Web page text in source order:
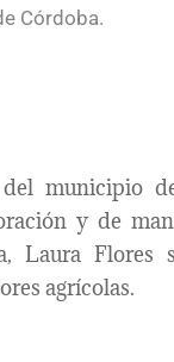
municipio
y de
Laura Flores
agrícolas.